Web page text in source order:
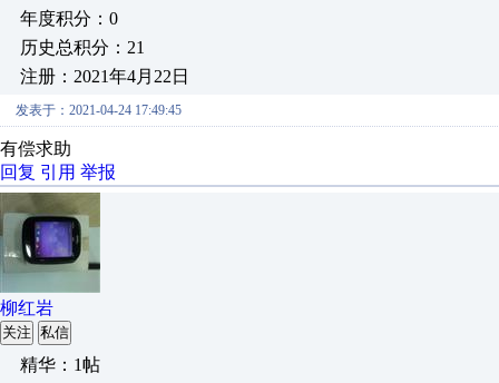
年度积分：0
历史总积分：21
注册：2021年4月22日
发表于：2021-04-24 17:49:45
有偿求助
回复 引用 举报
柳红岩
关注 私信
精华：1帖